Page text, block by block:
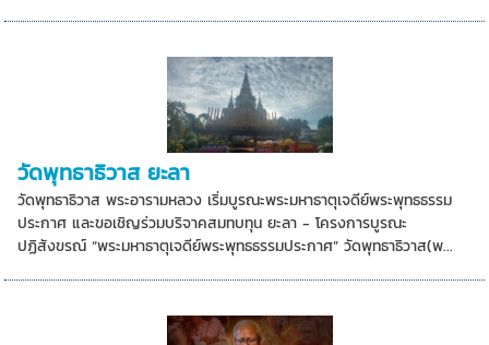
วัดพุทธาธิวาส ยะลา
วัดพุทธาธิวาส พระอารามหลวง เริ่มบูรณะพระมหาธาตุเจดีย์พระพุทธธรรม
ประกาศ และขอเชิญร่วมบริจาคสมทบทุน ยะลา - โครงการบูรณะ
ปฏิสังขรณ์ “พระมหาธาตุเจดีย์พระพุทธธรรมประกาศ” วัดพุทธาธิวาส(พ...